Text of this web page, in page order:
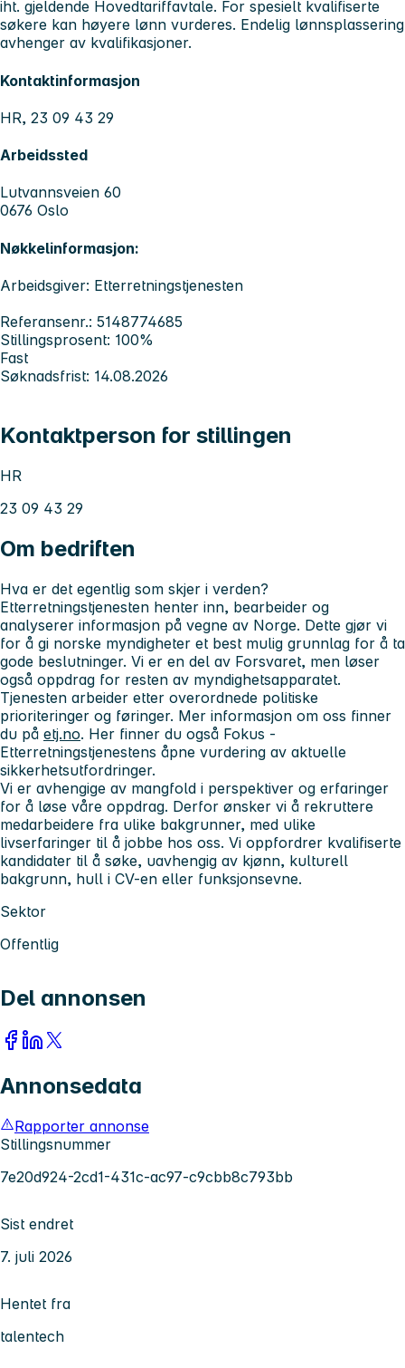
iht. gjeldende Hovedtariffavtale. For spesielt kvalifiserte
søkere kan høyere lønn vurderes. Endelig lønnsplassering
avhenger av kvalifikasjoner.
Kontaktinformasjon
HR, 23 09 43 29
Arbeidssted
Lutvannsveien 60
0676 Oslo
Nøkkelinformasjon:
Arbeidsgiver: Etterretningstjenesten
Referansenr.: 5148774685
Stillingsprosent: 100%
Fast
Søknadsfrist: 14.08.2026
Kontaktperson for stillingen
HR
23 09 43 29
Om bedriften
Hva er det egentlig som skjer i verden?
Etterretningstjenesten henter inn, bearbeider og
analyserer informasjon på vegne av Norge. Dette gjør vi
for å gi norske myndigheter et best mulig grunnlag for å ta
gode beslutninger. Vi er en del av Forsvaret, men løser
også oppdrag for resten av myndighetsapparatet.
Tjenesten arbeider etter overordnede politiske
prioriteringer og føringer. Mer informasjon om oss finner
du på etj.no. Her finner du også Fokus -
Etterretningstjenestens åpne vurdering av aktuelle
sikkerhetsutfordringer.
Vi er avhengige av mangfold i perspektiver og erfaringer
for å løse våre oppdrag. Derfor ønsker vi å rekruttere
medarbeidere fra ulike bakgrunner, med ulike
livserfaringer til å jobbe hos oss. Vi oppfordrer kvalifiserte
kandidater til å søke, uavhengig av kjønn, kulturell
bakgrunn, hull i CV-en eller funksjonsevne.
Sektor
Offentlig
Del annonsen
Annonsedata
Rapporter annonse
Stillingsnummer
7e20d924-2cd1-431c-ac97-c9cbb8c793bb
Sist endret
7. juli 2026
Hentet fra
talentech